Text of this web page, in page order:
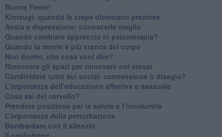
​Buone Feste!
​Kintsugi: quando le crepe diventano preziose
Ansia e depressione: conoscerle meglio
Quando cambiare approccio in psicoterapia?
​Quando la mente è più stanca del corpo
Non dormo, che cosa vuol dire?
​Rinnovare gli spazi per rinnovare noi stessi
​Condividere tutto sui social: connessione o disagio?
​L’importanza dell’educazione affettiva e sessuale
​Cosa sai del cervello?
Prendere posizione per la salute e l’incolumità
L’importanza della perturbazione
​Bombardare con il silenzio